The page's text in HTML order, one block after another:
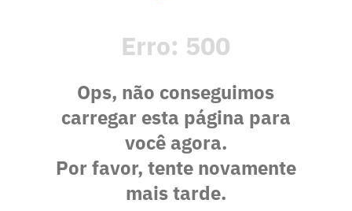
Erro: 500
Ops, não conseguimos
carregar esta página para
você agora.
Por favor, tente novamente
mais tarde.